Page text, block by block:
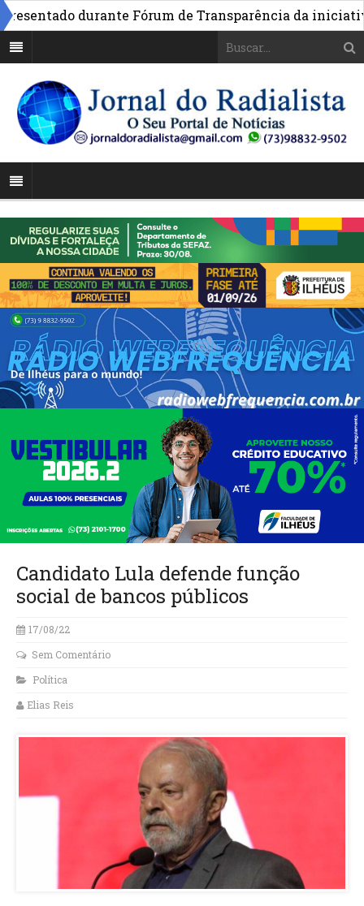
durante Fórum de Transparência da iniciativa
Candidato Lula defende função
social de bancos públicos
17/08/22
Sem Comentário
Política
Elias Reis